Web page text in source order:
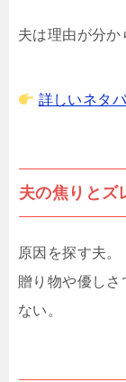
夫は理由が分か
詳しいネタ
夫の焦りとズ
原因を探す夫。
贈り物や優し
ない。